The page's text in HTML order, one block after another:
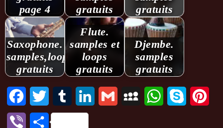
page 4
gratuits
gratuits
Saxophone.
samples,loops
gratuits
Flute.
samples et
loops
gratuits
Djembe.
samples
gratuits
FacebookTwitter Tumblr LinkedInGmail MySpaceWhatsAppSkype
Viber Partager